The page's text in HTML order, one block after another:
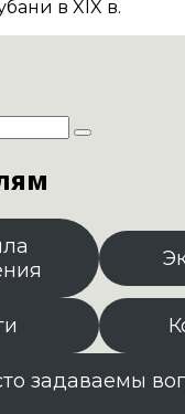
в XIX в.
задаваемы